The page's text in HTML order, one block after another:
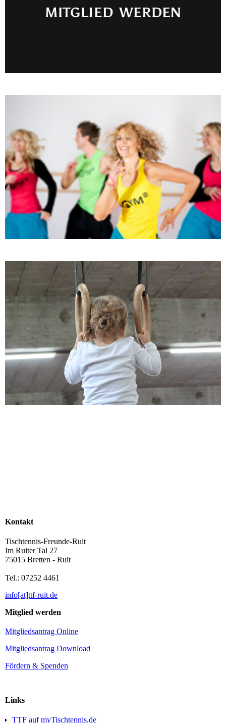
Kontakt
Tischtennis-Freunde-Ruit
Im Ruiter Tal 27
75015 Bretten - Ruit
Tel.: 07252 4461
info[at]ttf-ruit.de
Mitglied werden
Mitgliedsantrag Online
Mitgliedsantrag Download
Fördern & Spenden
Links
TTF auf myTischtennis.de